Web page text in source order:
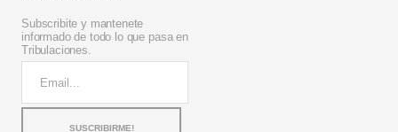
Subscribite y mantenete
informado de todo lo que pasa en
Tribulaciones.